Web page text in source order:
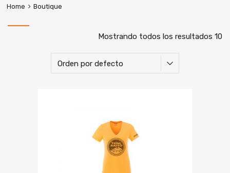
Home Boutique
Mostrando todos los resultados 10